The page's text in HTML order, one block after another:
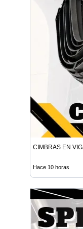
CIMBRAS EN
Hace 10 horas